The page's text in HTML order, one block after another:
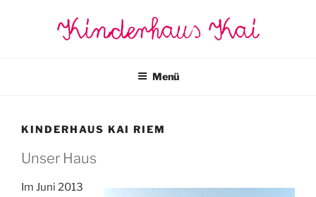
Kinderhaus Kai
Menü
KINDERHAUS KAI RIEM
Unser Haus
Im Juni 2013